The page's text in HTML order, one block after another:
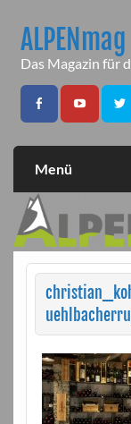
contentALPENmag
Das Magazin für
Menü